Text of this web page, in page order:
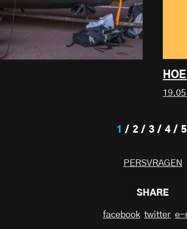
1 2 3 4 5
PERSVRAGEN
SHARE
facebook twitter e-